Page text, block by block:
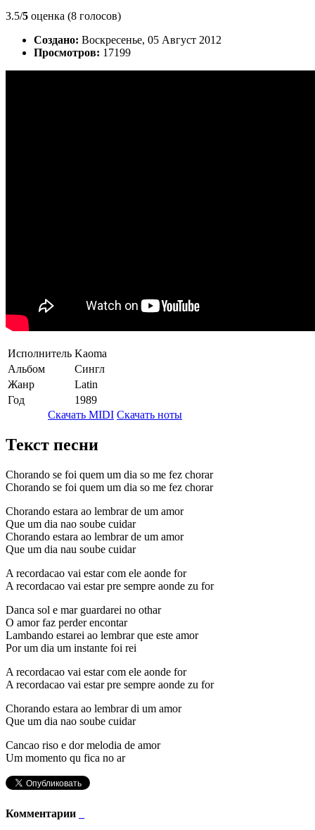
3.5/5 оценка (8 голосов)
Создано: Воскресенье, 05 Август 2012
Просмотров: 17199
Исполнитель Kaoma
Альбом
Сингл
Жанр
Latin
Год
1989
Скачать MIDI Скачать ноты
Текст песни
Chorando se foi quem um dia so me fez chorar
Chorando se foi quem um dia so me fez chorar
Chorando estara ao lembrar de um amor
Que um dia nao soube cuidar
Chorando estara ao lembrar de um amor
Que um dia nau soube cuidar
A recordacao vai estar com ele aonde for
A recordacao vai estar pre sempre aonde zu for
Danca sol e mar guardarei no othar
O amor faz perder encontar
Lambando estarei ao lembrar que este amor
Por um dia um instante foi rei
A recordacao vai estar com ele aonde for
A recordacao vai estar pre sempre aonde zu for
Chorando estara ao lembrar di um amor
Que um dia nao soube cuidar
Cancao riso e dor melodia de amor
Um momento qu fica no ar
Комментарии